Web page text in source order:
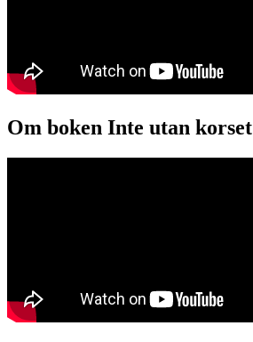
Om boken Inte utan korset